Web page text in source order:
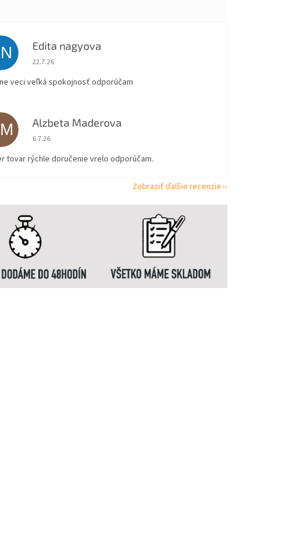
Edita nagyova
Hodnotenie obchodu je 5 z 5 hviezdičiek.
22.7.26
veci veľká spokojnosť odporúčam
Alzbeta Maderova
Hodnotenie obchodu je 5 z 5 hviezdičiek.
6.7.26
tovar rýchle doručenie vrelo odporúčam.
Zobraziť ďalšie recenzie